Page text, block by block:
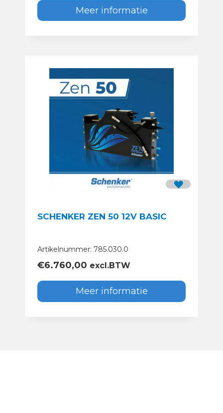
Meer informatie
SCHENKER ZEN 50 12V BASIC
Artikelnummer: 785.030.0
€6.760,00 excl.BTW
Meer informatie